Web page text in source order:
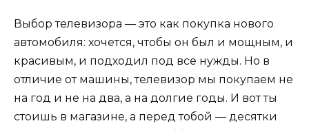
Выбор телевизора — это как покупка нового
автомобиля: хочется, чтобы он был и мощным, и
красивым, и подходил под все нужды. Но в
отличие от машины, телевизор мы покупаем не
на год и не на два, а на долгие годы. И вот ты
стоишь в магазине, а перед тобой — десятки